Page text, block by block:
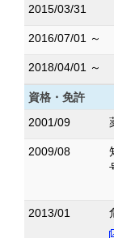
2015/03/31
2016/07/01 ～
2018/04/01 ～
資格・免許
2001/09
2009/08
2013/01